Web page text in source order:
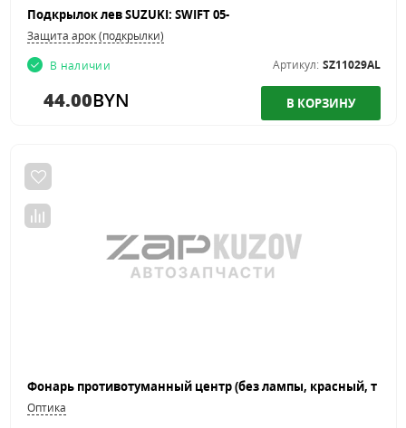
Подкрылок лев SUZUKI: SWIFT 05-
Защита арок (подкрылки)
В наличии
Артикул: SZ11029AL
44.00BYN
Оптика